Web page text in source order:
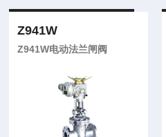
Z941W
Z941W电动法兰闸阀